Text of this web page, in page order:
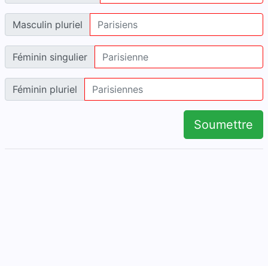
Masculin pluriel
Féminin singulier
Féminin pluriel
Soumettre